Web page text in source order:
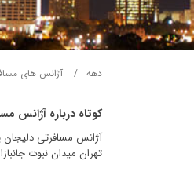
دهه آژانس های
کوتاه درباره آژانس
آژانس مسافرتی دليجان
تهران میدان نبوت